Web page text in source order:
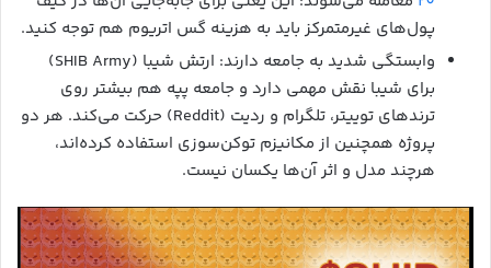
پول‌های غیرمتمرکز باید به هزینه گس اتریوم هم توجه کنید.
وابستگی شدید به جامعه دارند: ارتش شیبا (SHIB Army)
برای شیبا نقش مهمی دارد و جامعه پپه هم بیشتر روی
ترندهای توییتر، تلگرام و ردیت (Reddit) حرکت می‌کند. هر دو
پروژه همچنین از مکانیزم توکن‌سوزی استفاده کرده‌اند،
هرچند مدل و اثر آن‌ها یکسان نیست.